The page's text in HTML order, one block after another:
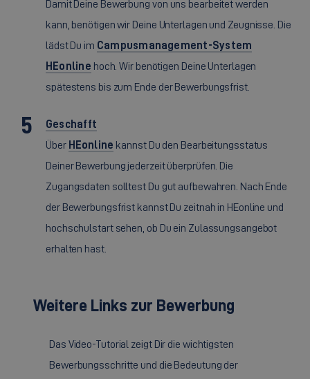
Damit Deine Bewerbung von uns bearbeitet werden
kann, benötigen wir Deine Unterlagen und Zeugnisse. Die
lädst Du im Campusmanagement-System
HEonline hoch. Wir benötigen Deine Unterlagen
spätestens bis zum Ende der Bewerbungsfrist.
Geschafft
Über HEonline kannst Du den Bearbeitungsstatus
Deiner Bewerbung jederzeit überprüfen. Die
Zugangsdaten solltest Du gut aufbewahren. Nach Ende
der Bewerbungsfrist kannst Du zeitnah in HEonline und
hochschulstart sehen, ob Du ein Zulassungsangebot
erhalten hast.
Weitere Links zur Bewerbung
Das Video-Tutorial zeigt Dir die wichtigsten
Bewerbungsschritte und die Bedeutung der